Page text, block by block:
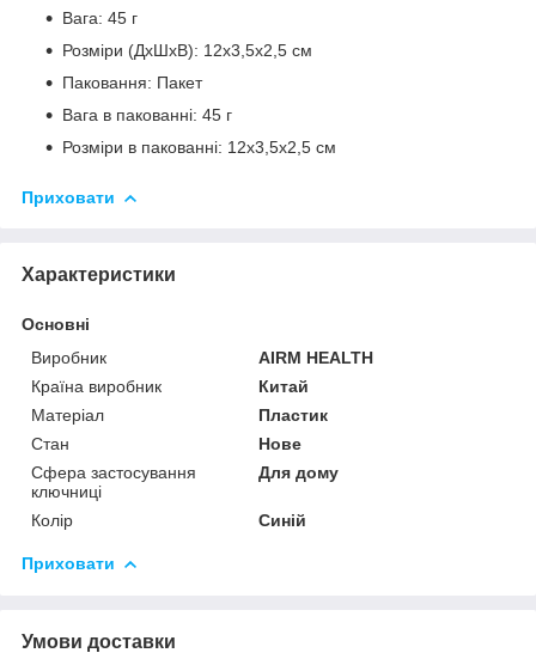
Вага: 45 г
Розміри (ДхШхВ): 12х3,5х2,5 см
Паковання: Пакет
Вага в пакованні: 45 г
Розміри в пакованні: 12х3,5х2,5 см
Приховати
Характеристики
Основні
Виробник
AIRM HEALTH
Країна виробник
Китай
Матеріал
Пластик
Стан
Нове
Сфера застосування
ключниці
Для дому
Колір Синій
Приховати
Умови доставки